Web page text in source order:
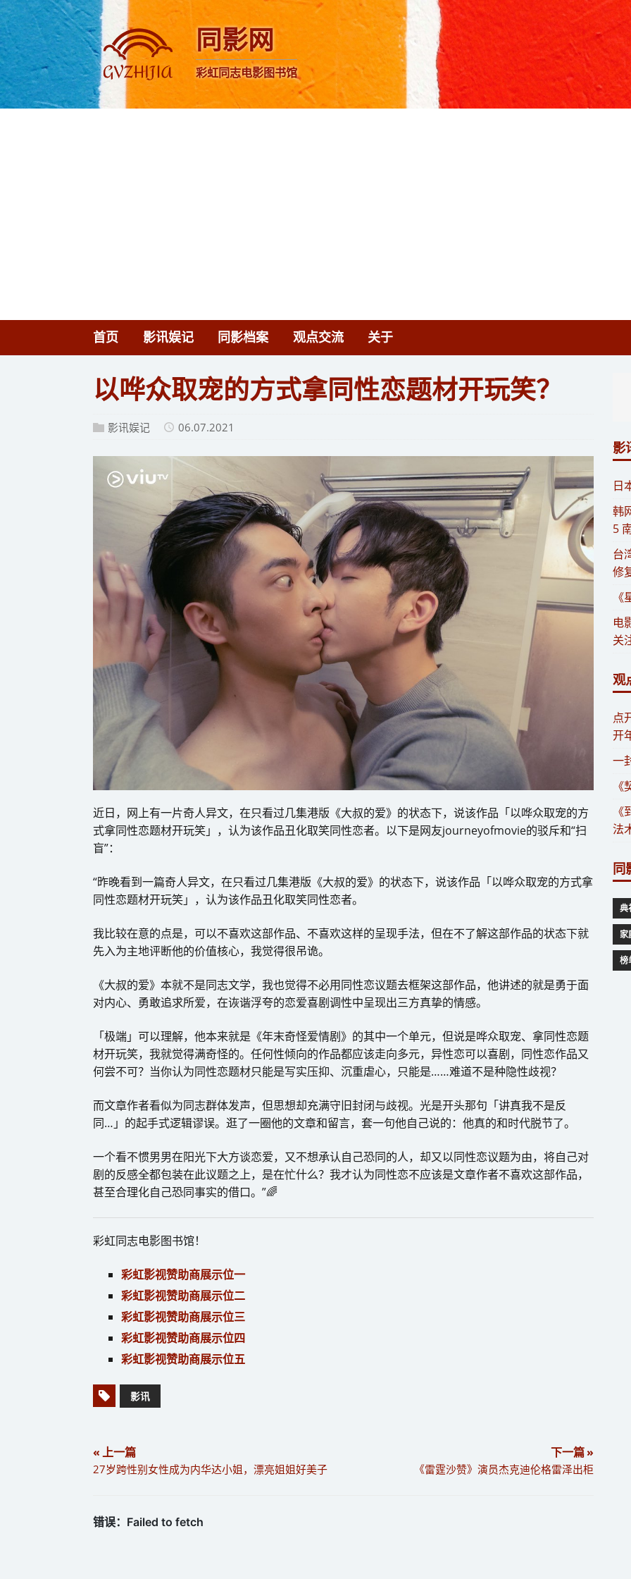
同影网
彩虹同志电影图书馆
首页 影讯娱记 同影档案 观点交流 关于
以哗众取宠的方式拿同性恋题材开玩笑？
影讯娱记 06.07.2021
近日，网上有一片奇人异文，在只看过几集港版《大叔的爱》的状态下，说该作品「以哗众取宠的方
式拿同性恋题材开玩笑」，认为该作品丑化取笑同性恋者。以下是网友journeyofmovie的驳斥和“扫
盲”：
“昨晚看到一篇奇人异文，在只看过几集港版《大叔的爱》的状态下，说该作品「以哗众取宠的方式拿
同性恋题材开玩笑」，认为该作品丑化取笑同性恋者。
我比较在意的点是，可以不喜欢这部作品、不喜欢这样的呈现手法，但在不了解这部作品的状态下就
先入为主地评断他的价值核心，我觉得很吊诡。
《大叔的爱》本就不是同志文学，我也觉得不必用同性恋议题去框架这部作品，他讲述的就是勇于面
对内心、勇敢追求所爱，在诙谐浮夸的恋爱喜剧调性中呈现出三方真挚的情感。
「极端」可以理解，他本来就是《年末奇怪爱情剧》的其中一个单元，但说是哗众取宠、拿同性恋题
材开玩笑，我就觉得满奇怪的。任何性倾向的作品都应该走向多元，异性恋可以喜剧，同性恋作品又
何尝不可？当你认为同性恋题材只能是写实​​压抑、沉重虐心，只能是……难道不是种隐性歧视？
而文章作者看似为同志群体发声，但思想却充满守旧封闭与歧视。光是开头那句「讲真我不是反
同…」的起手式逻辑谬误。逛了一圈他的文章和留言，套一句他自己说的：他真的和时代脱节了。
一个看不惯男男在阳光下大方谈恋爱，又不想承认自己恐同的人，却又以同性恋议题为由，将自己对
剧的反感全都包装在此议题之上，是在忙什么？我才认为同性恋不应该是文章作者不喜欢这部作品，
甚至合理化自己恐同事实的借口。”🌈
彩虹同志电影图书馆！
彩虹影视赞助商展示位一
彩虹影视赞助商展示位二
彩虹影视赞助商展示位三
彩虹影视赞助商展示位四
彩虹影视赞助商展示位五
影讯
« 上一篇
27岁跨性别女性成为内华达小姐，漂亮姐姐好美子
下一篇 »
《雷霆沙赞》演员杰克迪伦格雷泽出柜
影
日
韩
5
台
修
电
关
观
点
开
一
法
同
典
家
榜